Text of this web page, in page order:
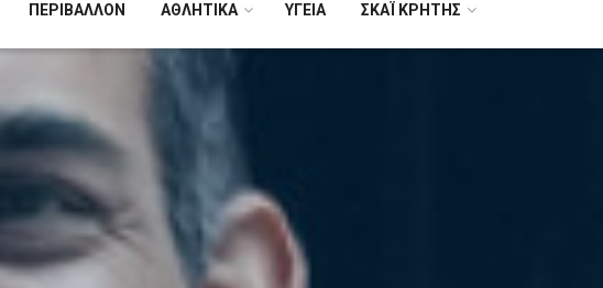
ΠΕΡΙΒΑΛΛΟΝ ΑΘΛΗΤΙΚΑ ΥΓΕΙΑ ΣΚΑΪ ΚΡΗΤΗΣ